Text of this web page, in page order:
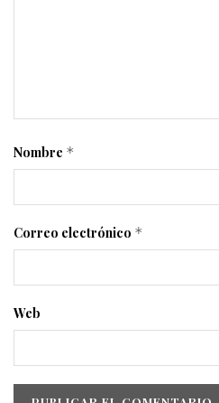
Nombre *
Correo electrónico *
Web